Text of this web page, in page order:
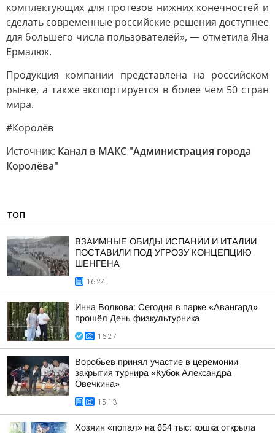
комплектующих для протезов нижних конечностей и
сделать современные российские решения доступнее
для большего числа пользователей», — отметила Яна
Ермалюк.
Продукция компании представлена на российском
рынке, а также экспортируется в более чем 50 стран
мира.
#Королёв
Источник: Канал в МАКС "Администрация города
Королёва"
ТОП
ВЗАИМНЫЕ ОБИДЫ ИСПАНИИ И ИТАЛИИ
ПОСТАВИЛИ ПОД УГРОЗУ КОНЦЕПЦИЮ
ШЕНГЕНА
16:24
Инна Волкова: Сегодня в парке «Авангард»
прошёл День физкультурника
16:27
Воробьев принял участие в церемонии
закрытия турнира «Кубок Александра
Овечкина»
15:13
Хозяин «попал» на 654 тыс: кошка открыла